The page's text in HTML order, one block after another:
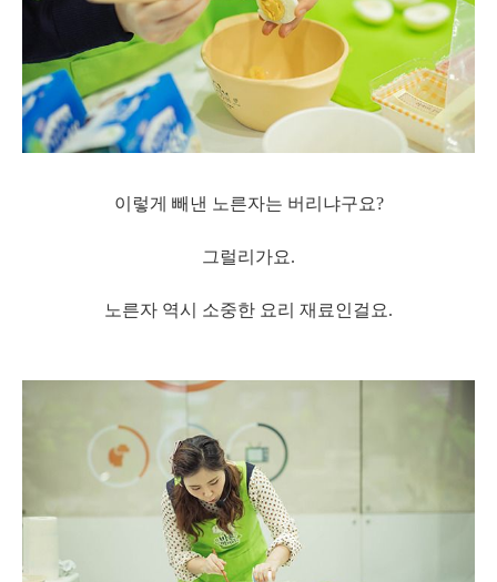
이렇게 빼낸 노른자는 버리냐구요?
그럴리가요.
노른자 역시 소중한 요리 재료인걸요.